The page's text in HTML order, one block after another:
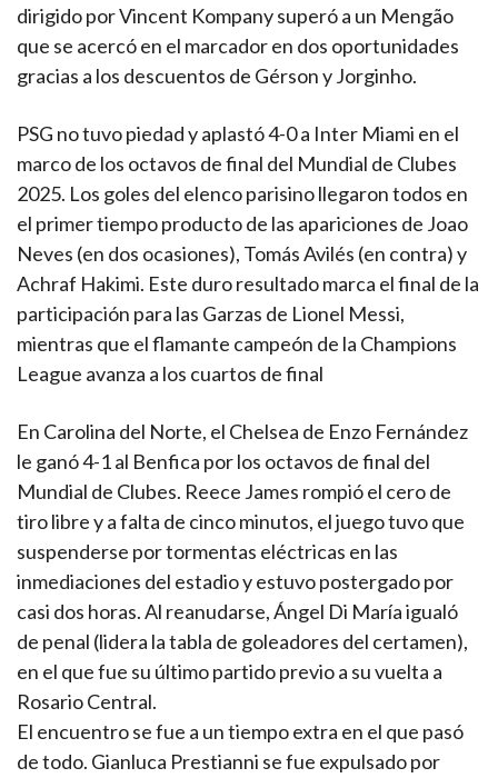
dirigido por Vincent Kompany superó a un Mengão
que se acercó en el marcador en dos oportunidades
gracias a los descuentos de Gérson y Jorginho.
PSG no tuvo piedad y aplastó 4-0 a Inter Miami en el
marco de los octavos de final del Mundial de Clubes
2025. Los goles del elenco parisino llegaron todos en
el primer tiempo producto de las apariciones de Joao
Neves (en dos ocasiones), Tomás Avilés (en contra) y
Achraf Hakimi. Este duro resultado marca el final de la
participación para las Garzas de Lionel Messi,
mientras que el flamante campeón de la Champions
League avanza a los cuartos de final
En Carolina del Norte, el Chelsea de Enzo Fernández
le ganó 4-1 al Benfica por los octavos de final del
Mundial de Clubes. Reece James rompió el cero de
tiro libre y a falta de cinco minutos, el juego tuvo que
suspenderse por tormentas eléctricas en las
inmediaciones del estadio y estuvo postergado por
casi dos horas. Al reanudarse, Ángel Di María igualó
de penal (lidera la tabla de goleadores del certamen),
en el que fue su último partido previo a su vuelta a
Rosario Central.
El encuentro se fue a un tiempo extra en el que pasó
de todo. Gianluca Prestianni se fue expulsado por